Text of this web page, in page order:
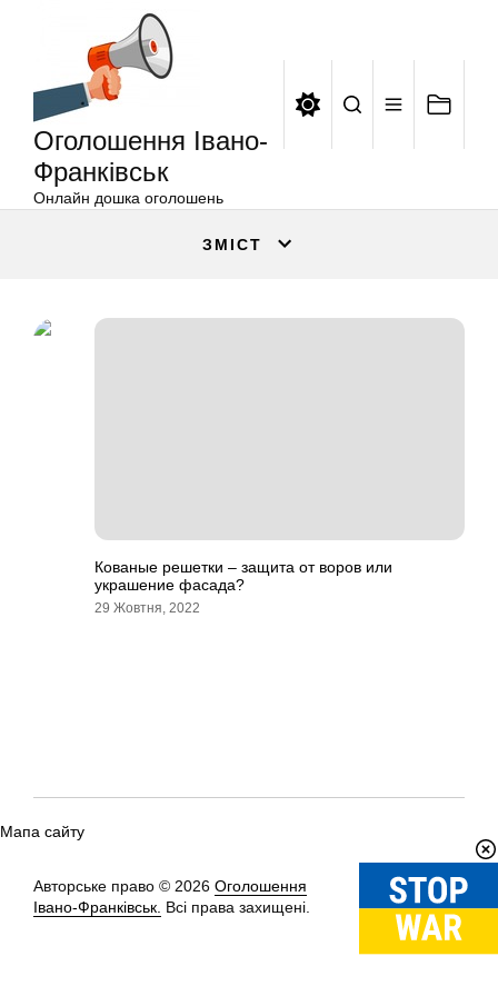
Оголошення Івано-
Франківськ
Онлайн дошка оголошень
ЗМІСТ
Кованые решетки – защита от воров или
украшение фасада?
29 Жовтня, 2022
Мапа сайту
Авторське право © 2026 Оголошення
Івано-Франківськ. Всі права захищені.
Вгору↑